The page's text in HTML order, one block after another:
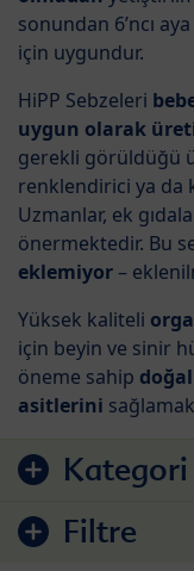
Ürün listesine git
Kategori
Filtre
sonundan 6’ncı
için uygundur.
HiPP Sebzeleri
uygun olarak
gerekli görüldüğü
renklendirici ya da
Uzmanlar, ek
önermektedir. Bu
eklemiyor–
Yüksek kaliteli
için beyin ve sinir
öneme sahip
asitlerini